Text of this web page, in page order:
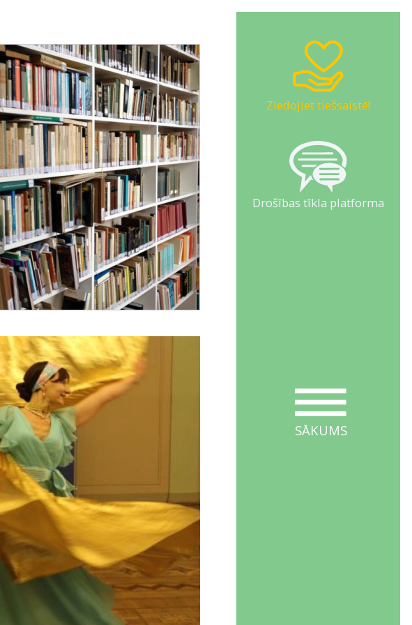
Ziedojiet tiešsaistē!
Drošības tīkla platforma
SĀKUMS